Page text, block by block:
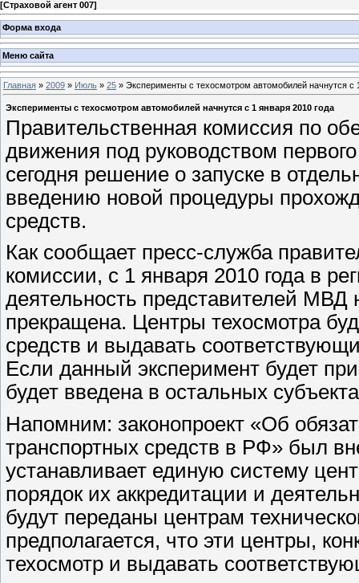
[Страховой агент 007]
Форма входа
Меню сайта
Главная » 2009 » Июль » 25 » Эксперименты с техосмотром автомобилей начнутся с
Эксперименты с техосмотром автомобилей начнутся с 1 января 2010 года
Правительственная комиссия по
движения под руководством
сегодня решение о запуске в
введению новой процедуры
средств.
Как сообщает пресс-служба
комиссии, с 1 января 2010 года в
деятельность представителей МВД
прекращена. Центры техосмотра
средств и выдавать
Если данный эксперимент будет
будет введена в остальных
Напомним: законопроект «Об
транспортных средств в РФ» был
устанавливает единую систему
порядок их аккредитации и
будут переданы центрам
предполагается, что эти центры,
техосмотр и выдавать